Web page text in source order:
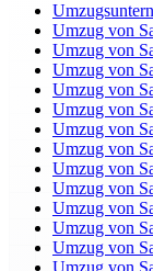
Umzug von
Umzug von
Umzug von
Umzug von
Umzug von
Umzug von
Umzug von
Umzug von
Umzug von
Umzug von
Umzug von
Umzug von
Umzug von